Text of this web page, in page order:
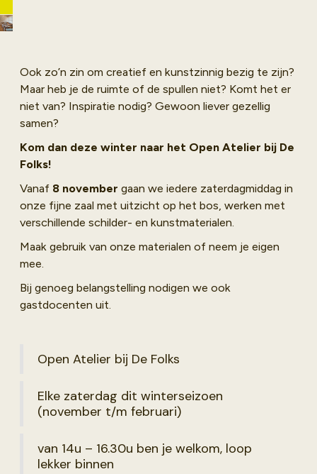
Ook zo’n zin om creatief en kunstzinnig bezig te zijn?
Maar heb je de ruimte of de spullen niet? Komt het er
niet van? Inspiratie nodig? Gewoon liever gezellig
samen?
Kom dan deze winter naar het Open Atelier bij De
Folks!
Vanaf 8 november gaan we iedere zaterdagmiddag in
onze fijne zaal met uitzicht op het bos, werken met
verschillende schilder- en kunstmaterialen.
Maak gebruik van onze materialen of neem je eigen
mee.
Bij genoeg belangstelling nodigen we ook
gastdocenten uit.
Open Atelier bij De Folks
Elke zaterdag dit winterseizoen
(november t/m februari)
van 14u – 16.30u ben je welkom, loop
lekker binnen